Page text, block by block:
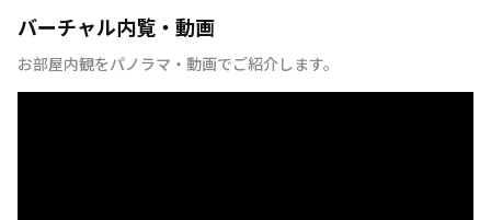
バーチャル内覧・動画
お部屋内観をパノラマ・動画でご紹介します。